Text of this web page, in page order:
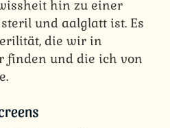
hin zu einer
und aalglatt ist. Es
die wir in
finden und die ich von